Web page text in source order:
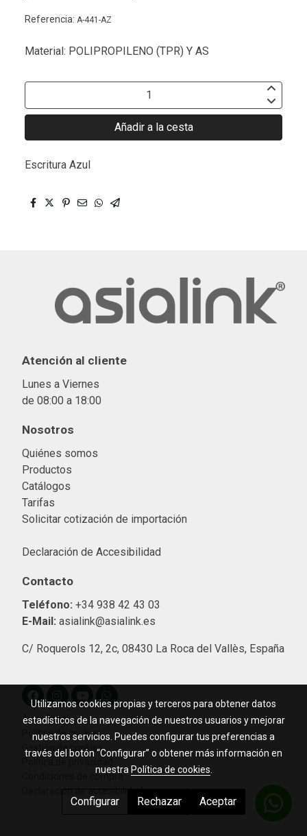
Referencia: A-441-AZ
Material: POLIPROPILENO (TPR) Y AS
Añadir a la cesta
Escritura Azul
Atención al cliente
Lunes a Viernes
de 08:00 a 18:00
Nosotros
Quiénes somos
Productos
Catálogos
Tarifas
Solicitar cotización de importación
Declaración de Accesibilidad
Contacto
Teléfono: +34 938 42 43 03
E-Mail: asialink@asialink.es
C/ Roquerols 12, 2c, 08430 La Roca del Vallès, España
Aviso legal
Política de cookies
Gestión de cookies
Condiciones de compra
Utilizamos cookies propias y terceros para obtener datos
estadísticos de la navegación de nuestros usuarios y mejorar
nuestros servicios. Puedes configurar tus preferencias a
través del botón “Configurar” o obtener más información en
nuestra Política de cookies
Configurar Rechazar Aceptar